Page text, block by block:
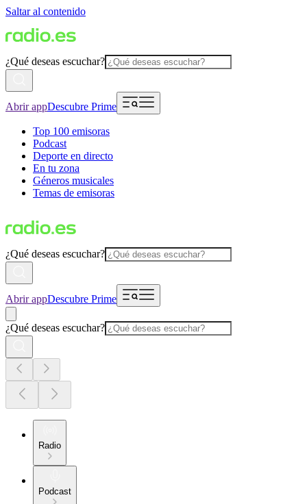
Saltar al contenido
¿Qué deseas escuchar?
Abrir appDescubre Prime
Top 100 emisoras
Podcast
Deporte en directo
En tu zona
Géneros musicales
Temas de emisoras
¿Qué deseas escuchar?
Abrir appDescubre Prime
¿Qué deseas escuchar?
Radio
Podcast